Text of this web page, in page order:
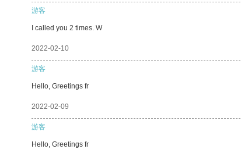
游客
I called you 2 times. W
2022-02-10
游客
Hello, Greetings fr
2022-02-09
游客
Hello, Greetings fr